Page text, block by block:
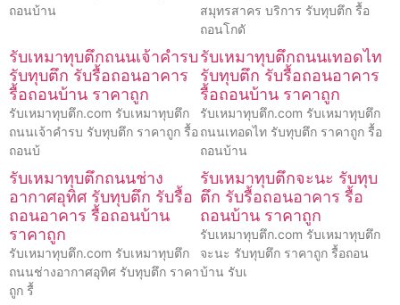
ถอนบ้าน
สมุทรสาคร บริการ รับทุบตึก รื้อ
ถอนโกดั
รับเหมาทุบตึกถนนเจ้าคำรบ
รับทุบตึก รับรื้อถอนอาคาร
รื้อถอนบ้าน ราคาถูก
รับเหมาทุบตึก.com รับเหมาทุบตึก
ถนนเจ้าคำรบ รับทุบตึก ราคาถูก รื้อ
ถอนบ้
รับเหมาทุบตึกถนนเทอดไท
รับทุบตึก รับรื้อถอนอาคาร
รื้อถอนบ้าน ราคาถูก
รับเหมาทุบตึก.com รับเหมาทุบตึก
ถนนเทอดไท รับทุบตึก ราคาถูก รื้อ
ถอนบ้าน
รับเหมาทุบตึกถนนช่าง
อากาศอุทิศ รับทุบตึก รับรื้อ
ถอนอาคาร รื้อถอนบ้าน
ราคาถูก
รับเหมาทุบตึก.com รับเหมาทุบตึก
ถนนช่างอากาศอุทิศ รับทุบตึก ราคา
ถูก รื้
รับเหมาทุบตึกจะนะ รับทุบ
ตึก รับรื้อถอนอาคาร รื้อ
ถอนบ้าน ราคาถูก
รับเหมาทุบตึก.com รับเหมาทุบตึก
จะนะ รับทุบตึก ราคาถูก รื้อถอน
บ้าน รับเ